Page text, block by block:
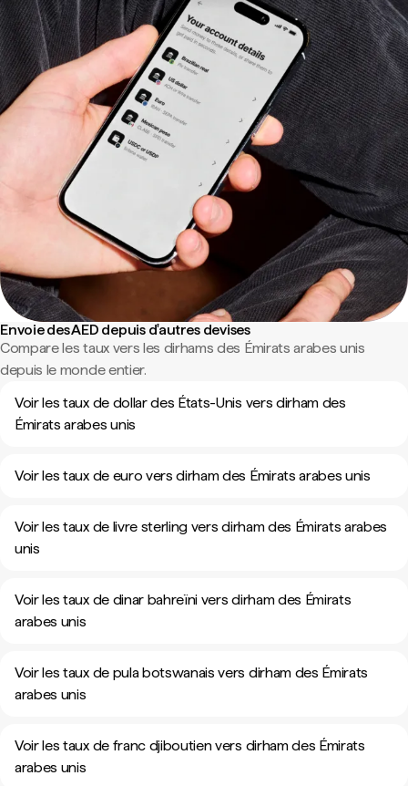
Envoie des AED depuis d'autres devises
Compare les taux vers les dirhams des Émirats arabes unis
depuis le monde entier.
Voir les taux de dollar des États-Unis vers dirham des
Émirats arabes unis
Voir les taux de euro vers dirham des Émirats arabes unis
Voir les taux de livre sterling vers dirham des Émirats arabes
unis
Voir les taux de dinar bahreïni vers dirham des Émirats
arabes unis
Voir les taux de pula botswanais vers dirham des Émirats
arabes unis
Voir les taux de franc djiboutien vers dirham des Émirats
arabes unis